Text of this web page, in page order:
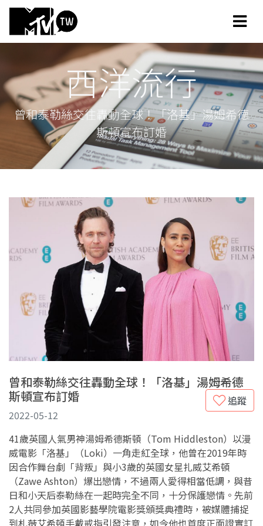
西洋流行
曾和泰勒絲交往轟動全球！「洛基」湯姆希德
斯頓宣布訂婚
曾和泰勒絲交往轟動全球！「洛基」湯姆希德
斯頓宣布訂婚
追蹤
2022-05-12
41歲英國人氣男神湯姆希德斯頓（Tom Hiddleston）以漫
威電影「洛基」（Loki）一角走紅全球，他曾在2019年時
因合作舞台劇「背叛」與小3歲的英國女星扎威艾希頓
（Zawe Ashton）爆出戀情，不過兩人愛得相當低調，與昔
日和小天后泰勒絲在一起時完全不同，十分保護戀情。先前
2人共同參加英國影藝學院電影獎頒獎典禮時，被媒體捕捉
到札薇艾希頓手戴戒指引發注意，如今他也首度正面證實訂